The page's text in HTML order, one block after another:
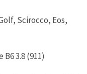
Scirocco, Eos,
B6 3.8 (911)